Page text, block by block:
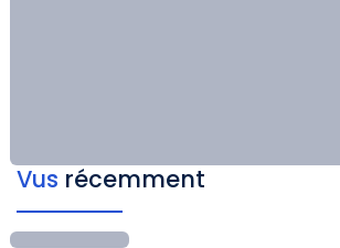
Vus récemment